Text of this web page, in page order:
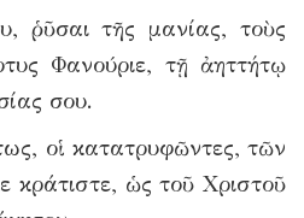
ῥῦσαι τῆς μανίας, τοὺς
Φανούριε, τῇ ἀηττήτῳ
σου.
οἱ κατατρυφῶντες, τῶν
κράτιστε, ὡς τοῦ Χριστοῦ